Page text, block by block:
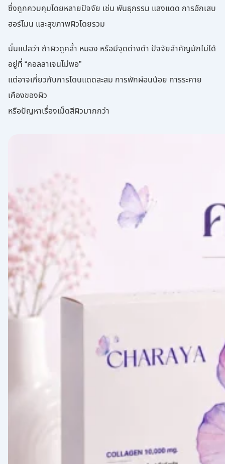
ซึ่งถูกควบคุมโดยหลายปัจจัย เช่น พันธุกรรม แสงแดด การอักเสบ
ฮอร์โมน และสุขภาพผิวโดยรวม
นั่นแปลว่า ถ้าผิวดูคล้ำ หมอง หรือมีจุดด่างดำ ปัจจัยสำคัญมักไม่ได้
อยู่ที่ “คอลลาเจนไม่พอ”
แต่อาจเกี่ยวกับการโดนแดดสะสม การพักผ่อนน้อย การระคาย
เคืองของผิว
หรือปัญหาเรื่องเม็ดสีผิวมากกว่า